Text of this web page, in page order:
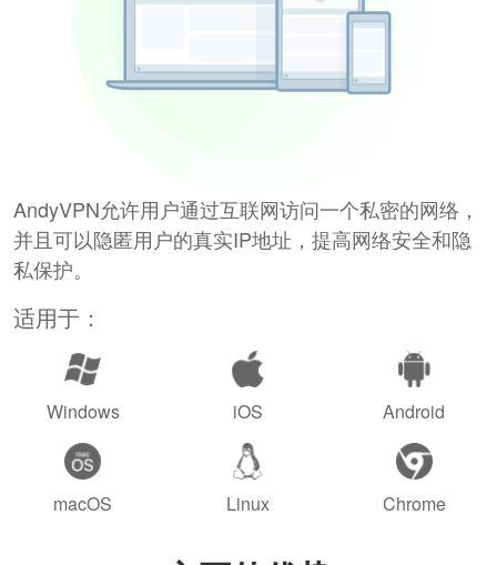
AndyVPN允许用户通过互联网访问一个私密的网络，
并且可以隐匿用户的真实IP地址，提高网络安全和隐
私保护。
适用于：
Windows iOS Android
macOS Linux Chrome